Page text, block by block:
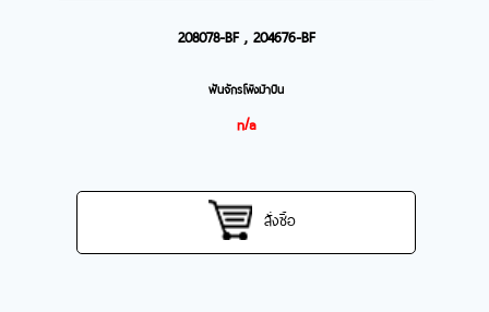
208078-BF , 204676-BF
ฟันจักรโพ้งม้าบิน
n/a
สั่งซื้อ